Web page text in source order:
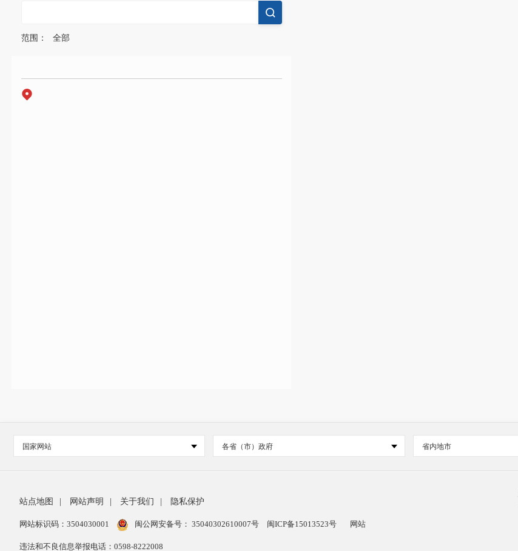
范围： 全部
国家网站 各省（市）政府 省内地市
站点地图 | 网站声明 | 关于我们 | 隐私保护
网站标识码：3504030001 闽公网安备号： 35040302610007号 闽ICP备15013523号 网站
违法和不良信息举报电话：0598-8222008